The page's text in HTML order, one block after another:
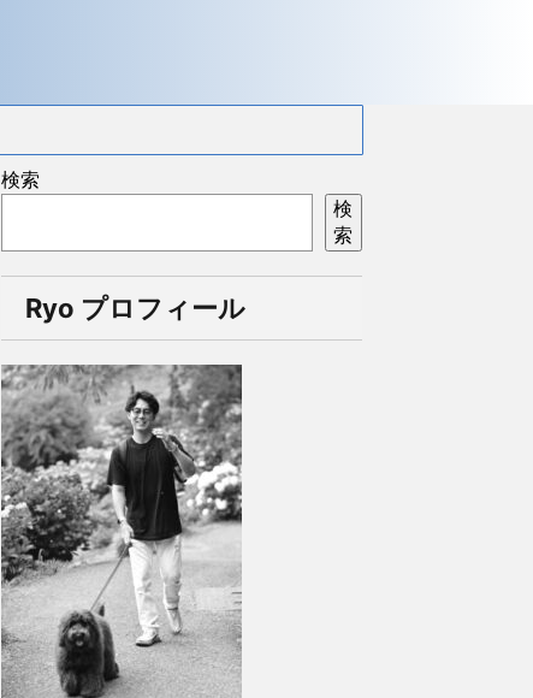
検索
検
索
Ryo プロフィール